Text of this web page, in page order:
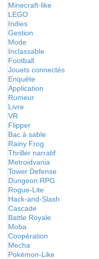
Minecraft-like
LEGO
Indies
Gestion
Mode
Inclassable
Football
Jouets connectés
Enquête
Application
Rumeur
Livre
VR
Flipper
Bac à sable
Rainy Frog
Thriller narratif
Metroidvania
Tower Defense
Dungeon RPG
Rogue-Lite
Hack-and-Slash
Cascade
Battle Royale
Moba
Coopération
Mecha
Pokémon-Like